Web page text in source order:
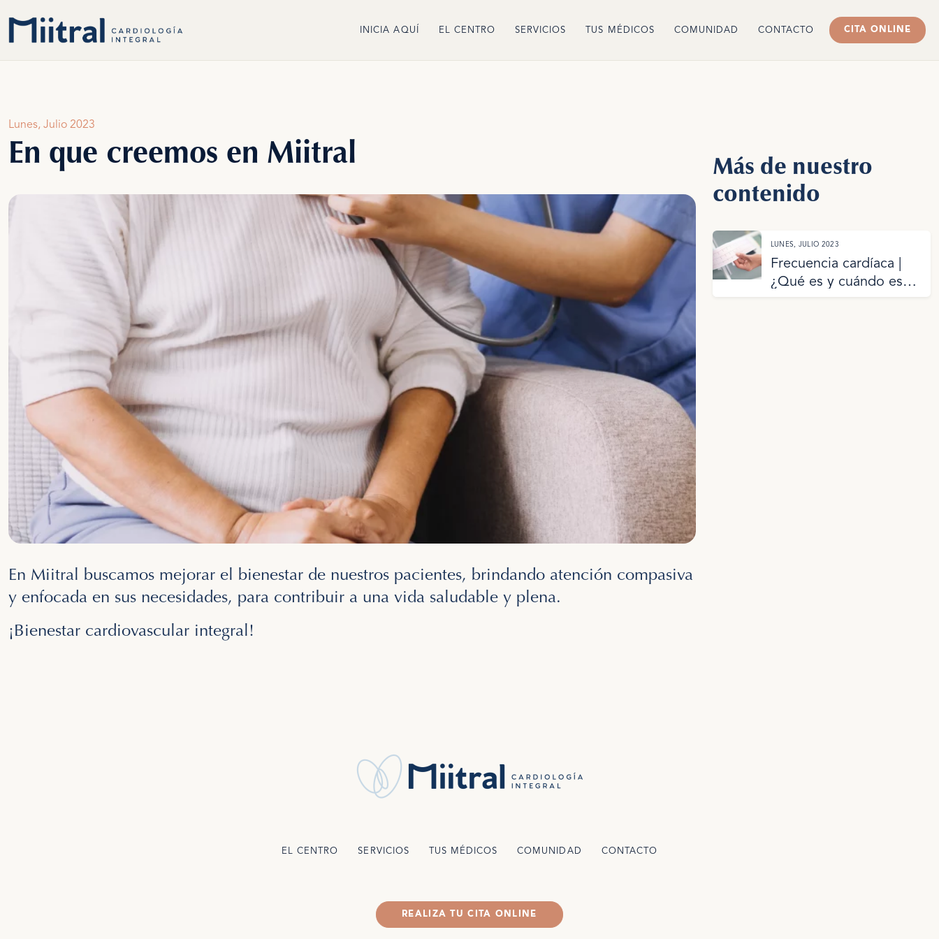
INICIA AQUÍ EL CENTRO SERVICIOS TUS MÉDICOS COMUNIDAD CONTACTO CITA ONLINE
Lunes, Julio 2023
En que creemos en Miitral
En Miitral buscamos mejorar el bienestar de nuestros pacientes, brindando atención compasiva
y enfocada en sus necesidades, para contribuir a una vida saludable y plena.
¡Bienestar cardiovascular integral!
Más de nuestro
contenido
LUNES, JULIO 2023
Frecuencia cardíaca |
¿Qué es y cuándo es
EL CENTRO SERVICIOS TUS MÉDICOS COMUNIDAD CONTACTO
REALIZA TU CITA ONLINE